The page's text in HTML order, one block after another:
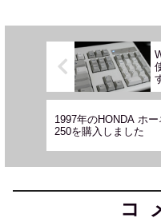
1997年のHONDA ホー
250を購入しました
コ